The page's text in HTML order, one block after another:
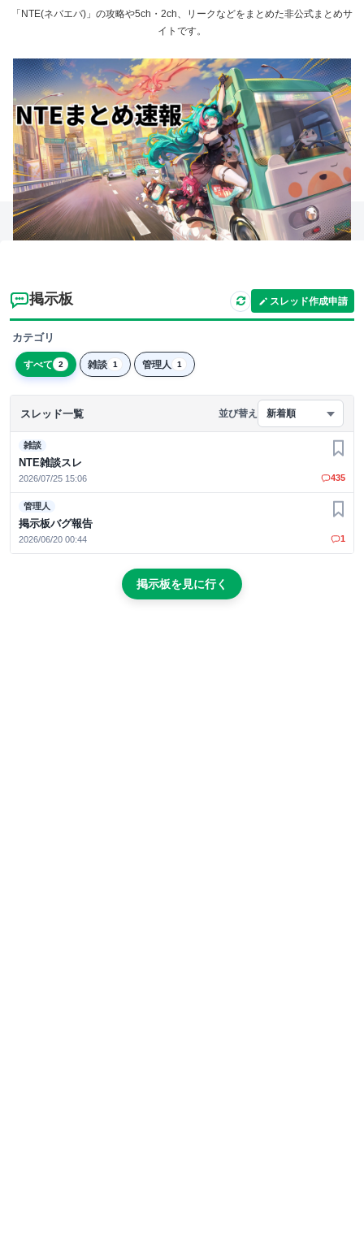
「NTE(ネバエバ)」の攻略や5ch・2ch、リークなどをまとめた非公式まとめサ
イトです。
掲示板 スレッド作成申請
カテゴリ
すべて 2 雑談 1 管理人 1
スレッド一覧 並び替え 新着順
雑談
NTE雑談スレ
2026/07/25 15:06
お気
435
管理人
掲示板バグ報告
2026/06/20 00:44
お気
1
掲示板を見に行く